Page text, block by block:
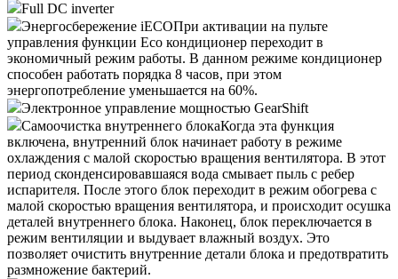
Full DC inverter
Энергосбережение iЕСОПри активации на пульте
управления функции Eco кондиционер переходит в
экономичный режим работы. В данном режиме кондиционер
способен работать порядка 8 часов, при этом
энергопотребление уменьшается на 60%.
Электронное управление мощностью GearShift
Самоочистка внутреннего блокаКогда эта функция
включена, внутренний блок начинает работу в режиме
охлаждения с малой скоростью вращения вентилятора. В этот
период сконденсировавшаяся вода смывает пыль с ребер
испарителя. После этого блок переходит в режим обогрева с
малой скоростью вращения вентилятора, и происходит осушка
деталей внутреннего блока. Наконец, блок переключается в
режим вентиляции и выдувает влажный воздух. Это
позволяет очистить внутренние детали блока и предотвратить
размножение бактерий.